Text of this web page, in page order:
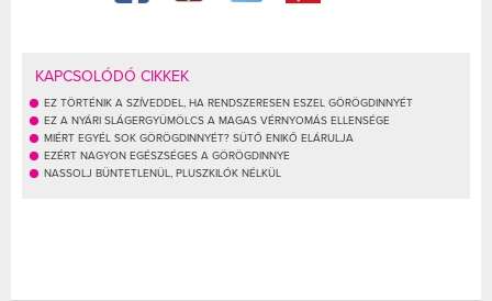
KAPCSOLÓDÓ CIKKEK
EZ TÖRTÉNIK A SZÍVEDDEL, HA RENDSZERESEN ESZEL GÖRÖGDINNYÉT
EZ A NYÁRI SLÁGERGYÜMÖLCS A MAGAS VÉRNYOMÁS ELLENSÉGE
MIÉRT EGYÉL SOK GÖRÖGDINNYÉT? SÜTŐ ENIKŐ ELÁRULJA
EZÉRT NAGYON EGÉSZSÉGES A GÖRÖGDINNYE
NASSOLJ BÜNTETLENÜL, PLUSZKILÓK NÉLKÜL